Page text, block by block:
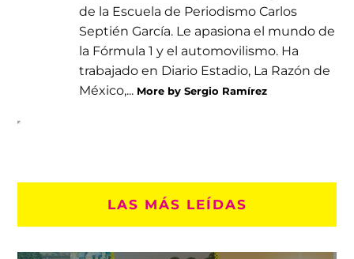
de la Escuela de Periodismo Carlos
Septién García. Le apasiona el mundo de
la Fórmula 1 y el automovilismo. Ha
trabajado en Diario Estadio, La Razón de
México,... More by Sergio Ramírez
LAS MÁS LEÍDAS